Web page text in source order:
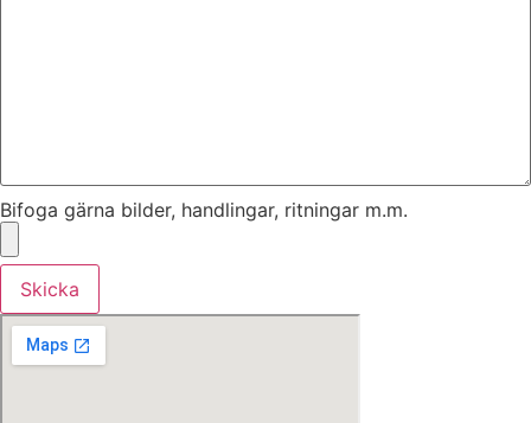
Bifoga gärna bilder, handlingar, ritningar m.m.
Skicka